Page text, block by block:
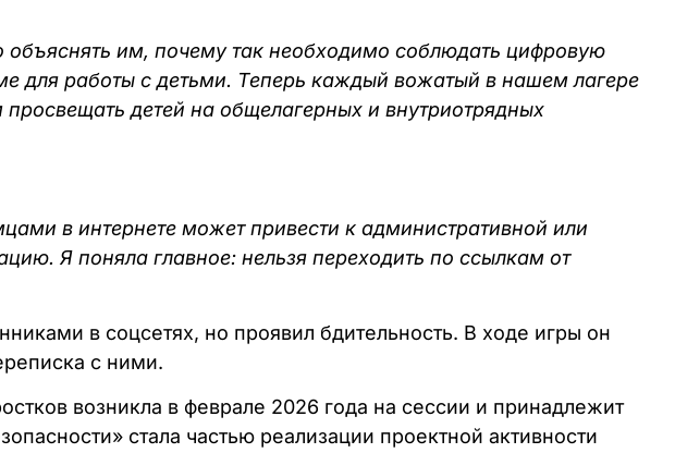
им, почему так необходимо соблюдать цифровую
для работы с детьми. Теперь каждый вожатый в нашем лагере
детей на общелагерных и внутриотрядных
в интернете может привести к административной или
Я поняла главное: нельзя переходить по ссылкам от
в соцсетях, но проявил бдительность. В ходе игры он
с ними.
возникла в феврале 2026 года на сессии и принадлежит
стала частью реализации проектной активности